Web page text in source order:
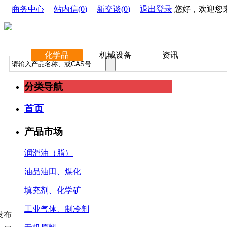
| 商务中心 | 站内信(0) | 新交谈(0) | 退出登录 您好，欢迎您
化学品 机械设备 资讯
分类导航
首页
产品市场
润滑油（脂）
油品油田、煤化
填充剂、化学矿
工业气体、制冷剂
布